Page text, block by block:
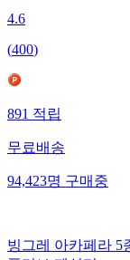
4.6
(400)
891적립
무료배송
94,423명구매중
빙그레 아카페라 5